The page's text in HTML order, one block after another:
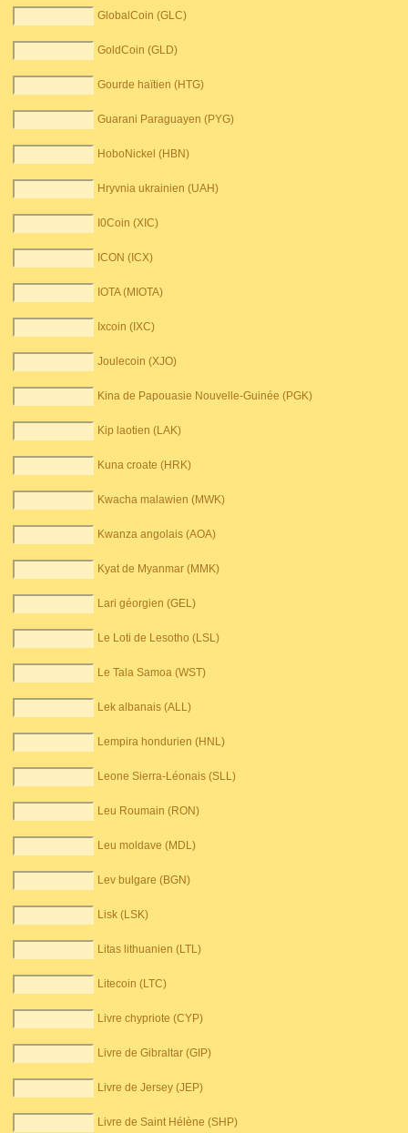
GlobalCoin (GLC)
GoldCoin (GLD)
Gourde haïtien (HTG)
Guarani Paraguayen (PYG)
HoboNickel (HBN)
Hryvnia ukrainien (UAH)
I0Coin (XIC)
ICON (ICX)
IOTA (MIOTA)
Ixcoin (IXC)
Joulecoin (XJO)
Kina de Papouasie Nouvelle-Guinée (PGK)
Kip laotien (LAK)
Kuna croate (HRK)
Kwacha malawien (MWK)
Kwanza angolais (AOA)
Kyat de Myanmar (MMK)
Lari géorgien (GEL)
Le Loti de Lesotho (LSL)
Le Tala Samoa (WST)
Lek albanais (ALL)
Lempira hondurien (HNL)
Leone Sierra-Léonais (SLL)
Leu Roumain (RON)
Leu moldave (MDL)
Lev bulgare (BGN)
Lisk (LSK)
Litas lithuanien (LTL)
Litecoin (LTC)
Livre chypriote (CYP)
Livre de Gibraltar (GIP)
Livre de Jersey (JEP)
Livre de Saint Hélène (SHP)